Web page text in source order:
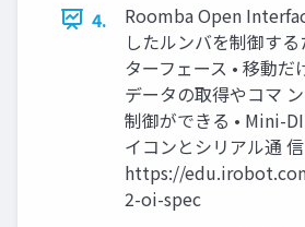
4.
Roomba Open
したルンバを制御す
ターフェース • 移動だ
データの取得やコマ
制御ができる • Mini-
イコンとシリアル通
https://
2-oi-spec